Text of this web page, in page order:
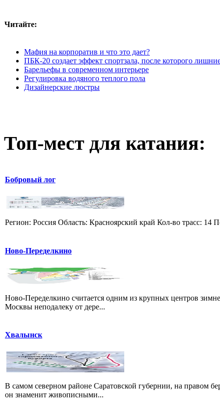
Читайте:
Мафия на корпоратив и что это дает?
ПБК-20 создает эффект спортзала, после которого
Барельефы в современном интерьере
Регулировка водяного теплого пола
Дизайнерские люстры
Топ-мест для катания:
Бобровый лог
Регион: Россия Область: Красноярский край Кол-во трасс:
Ново-Переделкино
Ново-Переделкино считается одним из крупных центров
Москвы неподалеку от дере...
Хвалынск
В самом северном районе Саратовской губернии, на правом
он знаменит живописными...